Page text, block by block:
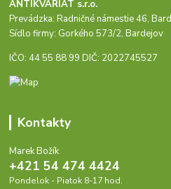
ANTIKVARIÁT s.r.o.
Prevádzka: Radničné námestie 46,
Sídlo firmy: Gorkého 573/2, Bardejov
IČO: 44 55 88 99 DIČ: 2022745527
Kontakty
Marek Božík
+421 54 474 4424
Pondelok - Piatok 8-17 hod.